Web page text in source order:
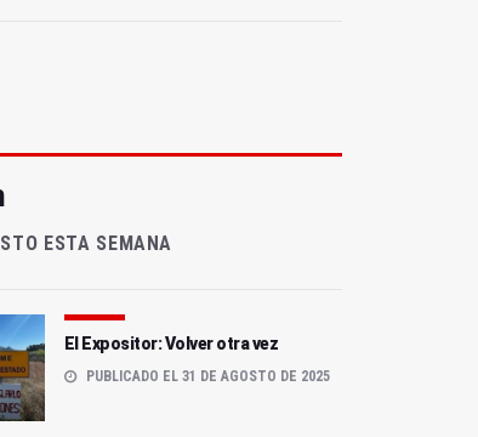
ESTA SEMANA
El Expositor: Volver otra vez
PUBLICADO EL 31 DE AGOSTO DE 2025